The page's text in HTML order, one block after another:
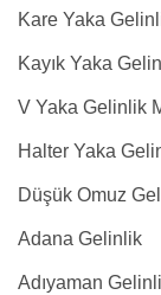
Kare Yaka
Kayık Yaka
V Yaka Gelinlik
Halter Yaka
Düşük Omuz
Adana Gelinlik
Adıyaman